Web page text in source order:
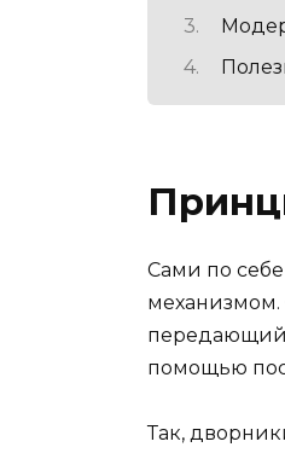
Сами по себе
механизмом.
передающий
помощью
Так,